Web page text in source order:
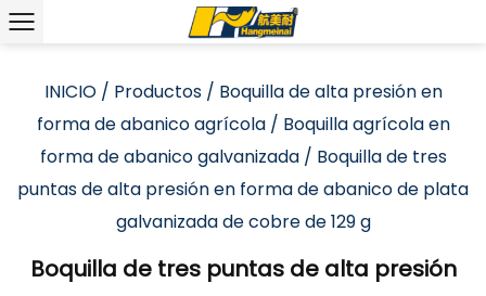
INICIO/ Productos/ Boquilla de alta presión en
forma de abanico agrícola/ Boquilla agrícola en
forma de abanico galvanizada/ Boquilla de tres
puntas de alta presión en forma de abanico de plata
galvanizada de cobre de 129 g
Boquilla de tres puntas de alta presión